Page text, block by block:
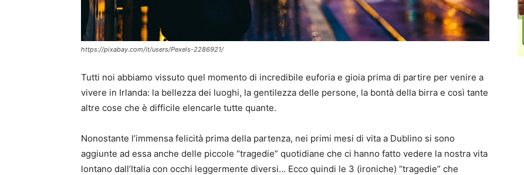
https://pixabay.com/it/users/Pexels-2286921/
Tutti noi abbiamo vissuto quel momento di incredibile euforia e gioia prima di partire per venire a
vivere in Irlanda: la bellezza dei luoghi, la gentilezza delle persone, la bontà della birra e così tante
altre cose che è difficile elencarle tutte quante.
Nonostante l’immensa felicità prima della partenza, nei primi mesi di vita a Dublino si sono
aggiunte ad essa anche delle piccole “tragedie” quotidiane che ci hanno fatto vedere la nostra vita
lontano dall’Italia con occhi leggermente diversi… Ecco quindi le 3 (ironiche) “tragedie” che